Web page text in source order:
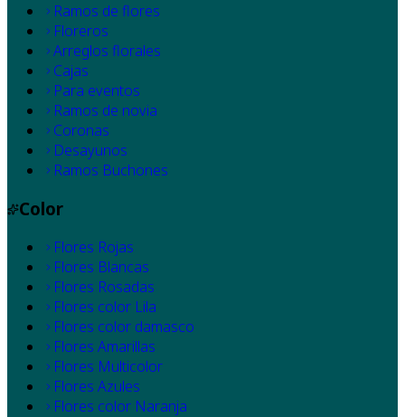
Ramos de flores
Floreros
Arreglos florales
Cajas
Para eventos
Ramos de novia
Coronas
Desayunos
Ramos Buchones
Color
Flores Rojas
Flores Blancas
Flores Rosadas
Flores color Lila
Flores color damasco
Flores Amarillas
Flores Multicolor
Flores Azules
Flores color Naranja